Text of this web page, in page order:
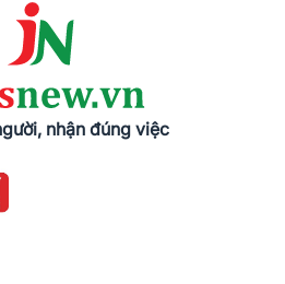
nhận đúng việc